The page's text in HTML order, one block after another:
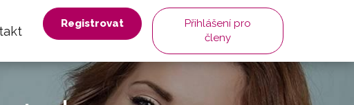
Registrovat
Přihlášení pro
členy